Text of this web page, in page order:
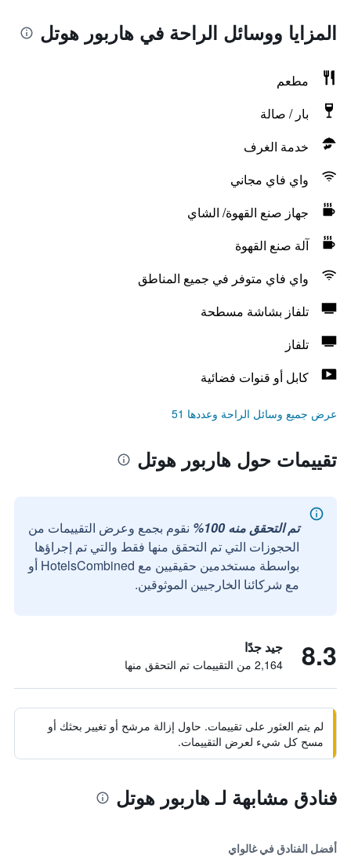
المزايا ووسائل الراحة في هاربور هوتل
مطعم
بار / صالة
خدمة الغرف
واي فاي مجاني
جهاز صنع القهوة/ الشاي
آلة صنع القهوة
واي فاي متوفر في جميع المناطق
تلفاز بشاشة مسطحة
تلفاز
كابل أو قنوات فضائية
عرض جميع وسائل الراحة وعددها 51
تقييمات حول هاربور هوتل
تم التحقق منه 100%
نقوم بجمع وعرض التقييمات من
الحجوزات التي تم التحقق منها فقط والتي تم إجراؤها
بواسطة مستخدمين حقيقيين مع HotelsCombined أو
مع شركائنا الخارجيين الموثوقين.
8.3 جيد جدًا
2,164 من التقييمات تم التحقق منها
لم يتم العثور على تقييمات. حاول إزالة مرشح أو تغيير بحثك أو
مسح كل شيء لعرض التقييمات.
فنادق مشابهة لـ هاربور هوتل
أفضل الفنادق في غالواي